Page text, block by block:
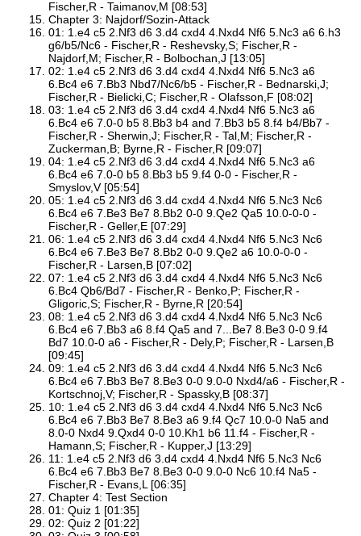
Fischer,R - Taimanov,M [08:53]
Chapter 3: Najdorf/Sozin-Attack
01: 1.e4 c5 2.Nf3 d6 3.d4 cxd4 4.Nxd4 Nf6 5.Nc3 a6 6.h3
g6/b5/Nc6 - Fischer,R - Reshevsky,S; Fischer,R -
Najdorf,M; Fischer,R - Bolbochan,J [13:05]
02: 1.e4 c5 2.Nf3 d6 3.d4 cxd4 4.Nxd4 Nf6 5.Nc3 a6
6.Bc4 e6 7.Bb3 Nbd7/Nc6/b5 - Fischer,R - Bednarski,J;
Fischer,R - Bielicki,C; Fischer,R - Olafsson,F [08:02]
03: 1.e4 c5 2.Nf3 d6 3.d4 cxd4 4.Nxd4 Nf6 5.Nc3 a6
6.Bc4 e6 7.0-0 b5 8.Bb3 b4 and 7.Bb3 b5 8.f4 b4/Bb7 -
Fischer,R - Sherwin,J; Fischer,R - Tal,M; Fischer,R -
Zuckerman,B; Byrne,R - Fischer,R [09:07]
04: 1.e4 c5 2.Nf3 d6 3.d4 cxd4 4.Nxd4 Nf6 5.Nc3 a6
6.Bc4 e6 7.0-0 b5 8.Bb3 b5 9.f4 0-0 - Fischer,R -
Smyslov,V [05:54]
05: 1.e4 c5 2.Nf3 d6 3.d4 cxd4 4.Nxd4 Nf6 5.Nc3 Nc6
6.Bc4 e6 7.Be3 Be7 8.Bb2 0-0 9.Qe2 Qa5 10.0-0-0 -
Fischer,R - Geller,E [07:29]
06: 1.e4 c5 2.Nf3 d6 3.d4 cxd4 4.Nxd4 Nf6 5.Nc3 Nc6
6.Bc4 e6 7.Be3 Be7 8.Bb2 0-0 9.Qe2 a6 10.0-0-0 -
Fischer,R - Larsen,B [07:02]
07: 1.e4 c5 2.Nf3 d6 3.d4 cxd4 4.Nxd4 Nf6 5.Nc3 Nc6
6.Bc4 Qb6/Bd7 - Fischer,R - Benko,P; Fischer,R -
Gligoric,S; Fischer,R - Byrne,R [20:54]
08: 1.e4 c5 2.Nf3 d6 3.d4 cxd4 4.Nxd4 Nf6 5.Nc3 Nc6
6.Bc4 e6 7.Bb3 a6 8.f4 Qa5 and 7...Be7 8.Be3 0-0 9.f4
Bd7 10.0-0 a6 - Fischer,R - Dely,P; Fischer,R - Larsen,B
[09:45]
09: 1.e4 c5 2.Nf3 d6 3.d4 cxd4 4.Nxd4 Nf6 5.Nc3 Nc6
6.Bc4 e6 7.Bb3 Be7 8.Be3 0-0 9.0-0 Nxd4/a6 - Fischer,R -
Kortschnoj,V; Fischer,R - Spassky,B [08:37]
10: 1.e4 c5 2.Nf3 d6 3.d4 cxd4 4.Nxd4 Nf6 5.Nc3 Nc6
6.Bc4 e6 7.Bb3 Be7 8.Be3 a6 9.f4 Qc7 10.0-0 Na5 and
8.0-0 Nxd4 9.Qxd4 0-0 10.Kh1 b6 11.f4 - Fischer,R -
Hamann,S; Fischer,R - Kupper,J [13:29]
11: 1.e4 c5 2.Nf3 d6 3.d4 cxd4 4.Nxd4 Nf6 5.Nc3 Nc6
6.Bc4 e6 7.Bb3 Be7 8.Be3 0-0 9.0-0 Nc6 10.f4 Na5 -
Fischer,R - Evans,L [06:35]
Chapter 4: Test Section
01: Quiz 1 [01:35]
02: Quiz 2 [01:22]